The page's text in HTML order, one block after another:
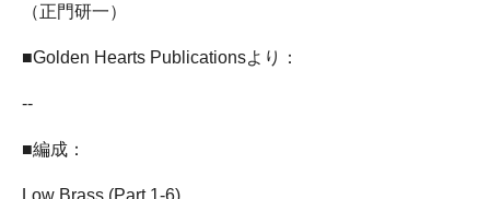
（正門研一）
■Golden Hearts Publicationsより：
--
■編成：
Low Brass (Part 1-6)